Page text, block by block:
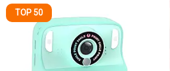
TOP 50